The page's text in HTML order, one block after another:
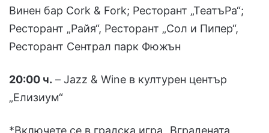
Винен бар Cork & Fork; Ресторант „ТеатъРа“;
Ресторант „Райя“, Ресторант „Сол и Пипер“,
Ресторант Сентрал парк Фюжън
20:00 ч. – Jazz & Wine в културен център
„Елизиум“